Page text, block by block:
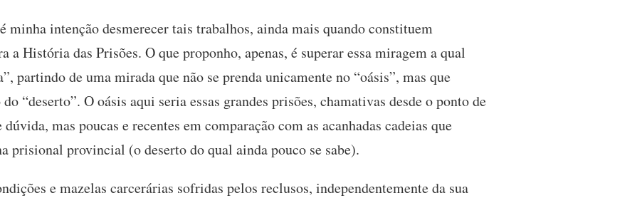
minha intenção desmerecer tais trabalhos, ainda mais quando constituem
a História das Prisões. O que proponho, apenas, é superar essa miragem a qual
partindo de uma mirada que não se prenda unicamente no “oásis”, mas que
“deserto”. O oásis aqui seria essas grandes prisões, chamativas desde o ponto de
mas poucas e recentes em comparação com as acanhadas cadeias que
prisional provincial (o deserto do qual ainda pouco se sabe).
e mazelas carcerárias sofridas pelos reclusos, independentemente da sua